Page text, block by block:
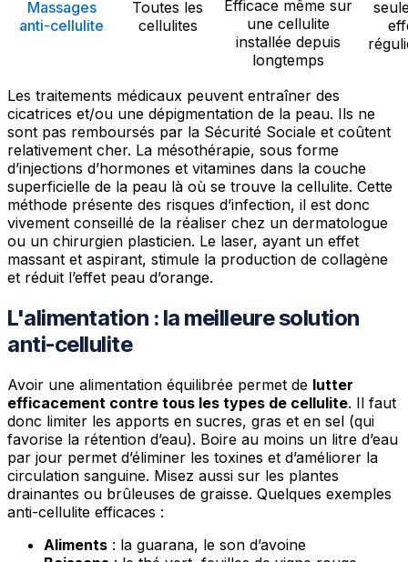
Massages
anti-cellulite
Toutes les
cellulites
Efficace même sur
une cellulite
installée depuis
longtemps
Les traitements médicaux peuvent entraîner des
cicatrices et/ou une dépigmentation de la peau. Ils ne
sont pas remboursés par la Sécurité Sociale et coûtent
relativement cher. La mésothérapie, sous forme
d’injections d’hormones et vitamines dans la couche
superficielle de la peau là où se trouve la cellulite. Cette
méthode présente des risques d’infection, il est donc
vivement conseillé de la réaliser chez un dermatologue
ou un chirurgien plasticien. Le laser, ayant un effet
massant et aspirant, stimule la production de collagène
et réduit l’effet peau d’orange.
L'alimentation : la meilleure solution
anti-cellulite
Avoir une alimentation équilibrée permet de lutter
efficacement contre tous les types de cellulite. Il faut
donc limiter les apports en sucres, gras et en sel (qui
favorise la rétention d’eau). Boire au moins un litre d’eau
par jour permet d’éliminer les toxines et d’améliorer la
circulation sanguine. Misez aussi sur les plantes
drainantes ou brûleuses de graisse. Quelques exemples
anti-cellulite efficaces :
Aliments : la guarana, le son d’avoine